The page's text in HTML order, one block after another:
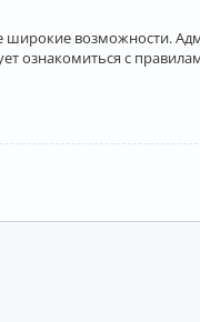
широкие возможности.
ознакомиться с